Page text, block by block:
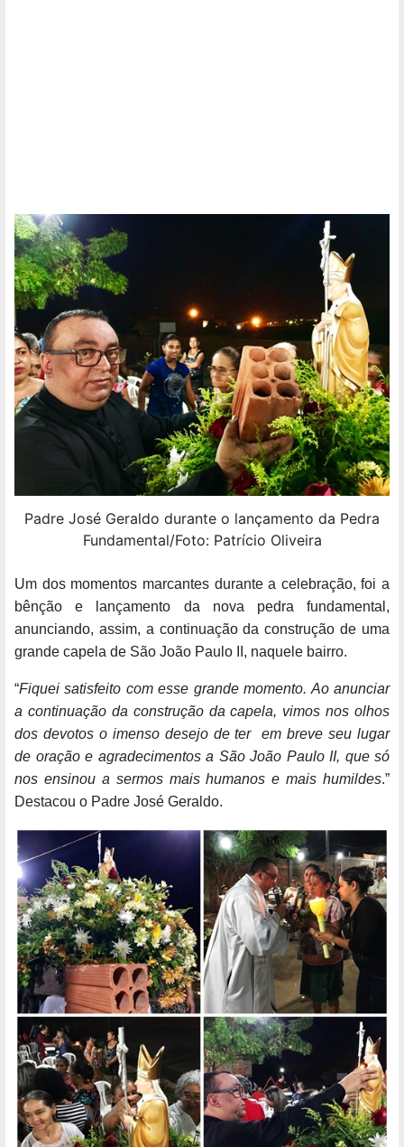
Padre José Geraldo durante o lançamento da Pedra
Fundamental/Foto: Patrício Oliveira
Um dos momentos marcantes durante a celebração, foi a
bênção e lançamento da nova pedra fundamental,
anunciando, assim, a continuação da construção de uma
grande capela de São João Paulo II, naquele bairro.
“Fiquei satisfeito com esse grande momento. Ao anunciar
a continuação da construção da capela, vimos nos olhos
dos devotos o imenso desejo de ter em breve seu lugar
de oração e agradecimentos a São João Paulo II, que só
nos ensinou a sermos mais humanos e mais humildes.”
Destacou o Padre José Geraldo.